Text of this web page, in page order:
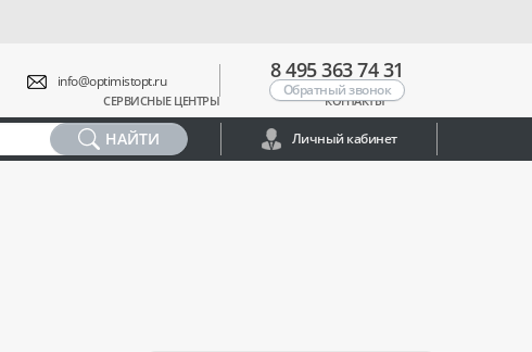
СЕРВИСНЫЕ ЦЕНТРЫ КОНТАКТЫ
info@optimistopt.ru 8 495 363 74 31
Обратный звонок
НАЙТИ Личный кабинет